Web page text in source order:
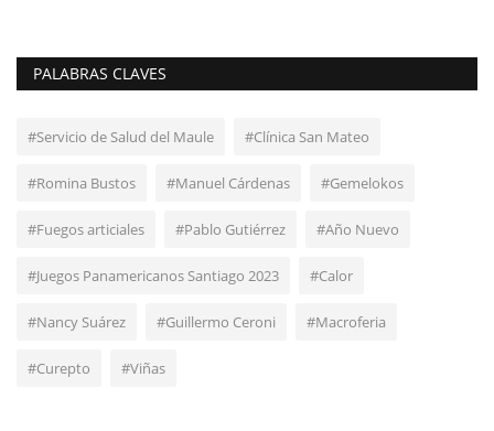
PALABRAS CLAVES
#Servicio de Salud del Maule #Clínica San Mateo
#Romina Bustos #Manuel Cárdenas #Gemelokos
#Fuegos articiales #Pablo Gutiérrez #Año Nuevo
#Juegos Panamericanos Santiago 2023 #Calor
#Nancy Suárez #Guillermo Ceroni #Macroferia
#Curepto #Viñas